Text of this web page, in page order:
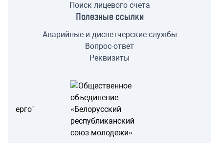
Поиск лицевого счета
Полезные ссылки
Аварийные и диспетчерские службы
Вопрос-ответ
Реквизиты